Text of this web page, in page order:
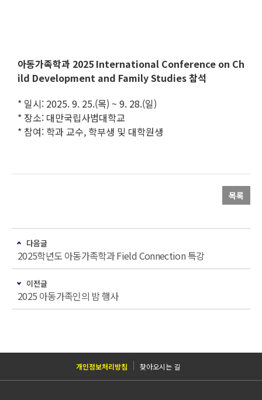
아동가족학과 2025 International Conference on Ch
ild Development and Family Studies 참석
* 일시: 2025. 9. 25.(목) ~ 9. 28.(일)
* 장소: 대만국립사범대학교
* 참여: 학과 교수, 학부생 및 대학원생
목록
다음글
2025학년도 아동가족학과 Field Connection 특강
이전글
2025 아동가족인의 밤 행사
개인정보처리방침 찾아오시는 길